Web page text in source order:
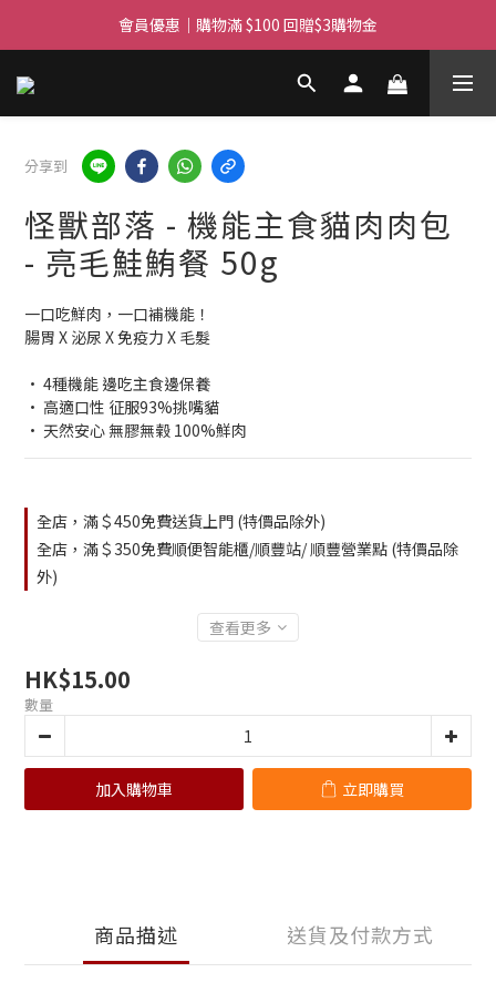
滿$450免費送貨上門 I 滿$350免運 順豐自取
分享到
怪獸部落 - 機能主食貓肉肉包
- 亮毛鮭鮪餐 50g
一口吃鮮肉，一口補機能！
腸胃 X 泌尿 X 免疫力 X 毛髮
• 4種機能 邊吃主食邊保養
• 高適口性 征服93%挑嘴貓
• 天然安心 無膠無榖 100%鮮肉
全店，滿＄450免費送貨上門 (特價品除外)
全店，滿＄350免費順便智能櫃/順豐站/ 順豐營業點 (特價品除
外)
查看更多
HK$15.00
數量
加入購物車 立即購買
商品描述 送貨及付款方式